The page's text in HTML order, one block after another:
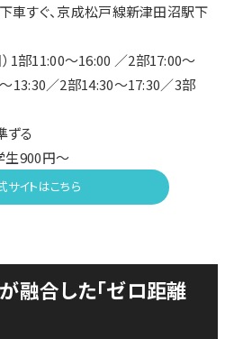
すぐ、京成松戸線新津田沼駅下
1部11:00～16:00 ／2部17:00～
13:30／2部14:30～17:30／3部
ずる
生900円〜
サイトはこちら
融合した「ゼロ距離